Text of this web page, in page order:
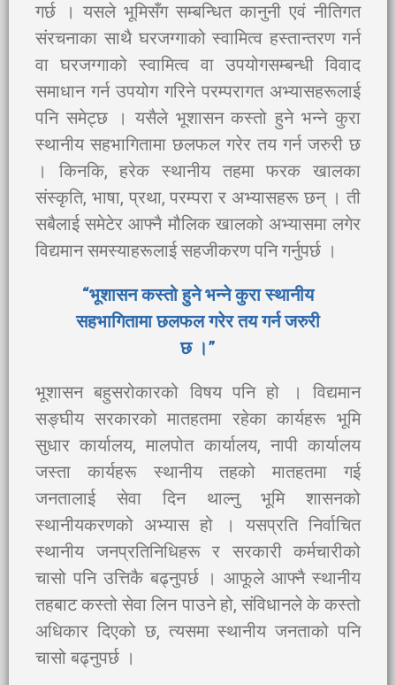
गर्छ । यसले भूमिसँग सम्बन्धित कानुनी एवं नीतिगत
संरचनाका साथै घरजग्गाको स्वामित्व हस्तान्तरण गर्न
वा घरजग्गाको स्वामित्व वा उपयोगसम्बन्धी विवाद
समाधान गर्न उपयोग गरिने परम्परागत अभ्यासहरूलाई
पनि समेट्छ । यसैले भूशासन कस्तो हुने भन्ने कुरा
स्थानीय सहभागितामा छलफल गरेर तय गर्न जरुरी छ
। किनकि, हरेक स्थानीय तहमा फरक खालका
संस्कृति, भाषा, प्रथा, परम्परा र अभ्यासहरू छन् । ती
सबैलाई समेटेर आफ्नै मौलिक खालको अभ्यासमा लगेर
विद्यमान समस्याहरूलाई सहजीकरण पनि गर्नुपर्छ ।
“भूशासन कस्तो हुने भन्ने कुरा स्थानीय
सहभागितामा छलफल गरेर तय गर्न जरुरी
छ ।”
भूशासन बहुसरोकारको विषय पनि हो । विद्यमान
सङ्घीय सरकारको मातहतमा रहेका कार्यहरू भूमि
सुधार कार्यालय, मालपोत कार्यालय, नापी कार्यालय
जस्ता कार्यहरू स्थानीय तहको मातहतमा गई
जनतालाई सेवा दिन थाल्नु भूमि शासनको
स्थानीयकरणको अभ्यास हो । यसप्रति निर्वाचित
स्थानीय जनप्रतिनिधिहरू र सरकारी कर्मचारीको
चासो पनि उत्तिकै बढ्नुपर्छ । आफूले आफ्नै स्थानीय
तहबाट कस्तो सेवा लिन पाउने हो, संविधानले के कस्तो
अधिकार दिएको छ, त्यसमा स्थानीय जनताको पनि
चासो बढ्नुपर्छ ।